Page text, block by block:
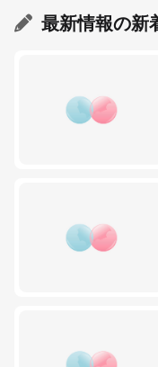
最新情報の新